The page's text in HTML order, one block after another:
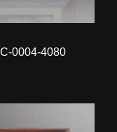
0004-4080